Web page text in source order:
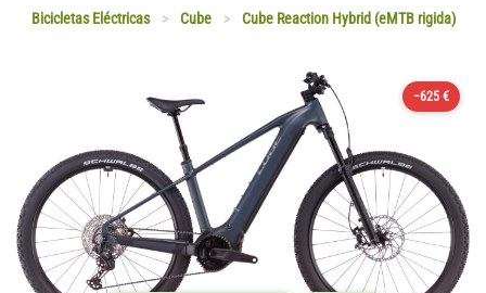
Bicicletas Eléctricas > Cube > Cube Reaction Hybrid (eMTB rigida)
−625 €